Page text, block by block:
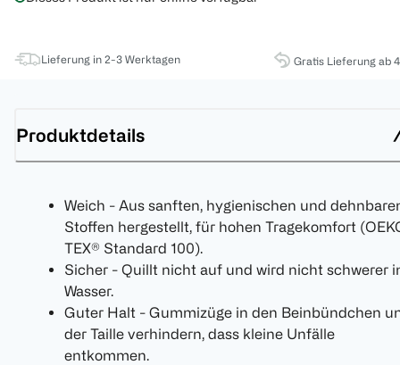
Lieferung in 2-3 Werktagen Gratis Lieferung ab
Produktdetails
Weich - Aus sanften, hygienischen und
Stoffen hergestellt, für hohen Tragekomfort
TEX® Standard 100).
Sicher - Quillt nicht auf und wird nicht schwerer
Wasser.
Guter Halt - Gummizüge in den Beinbündchen
der Taille verhindern, dass kleine Unfälle
entkommen.